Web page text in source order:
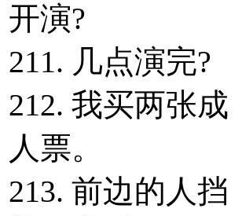
开演?
211. 几点演完?
212. 我买两张成
人票。
213. 前边的人挡